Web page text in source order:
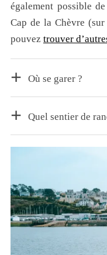
également possible
Cap de la Chèvre
pouvez trouver
Où se garer ?
Quel sentier de